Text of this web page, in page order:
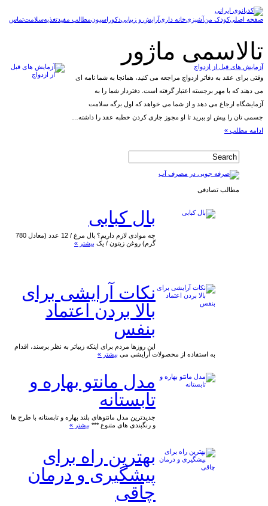
صفحه اصلیکودک منآشپزیخانه داریآرایش و زیباییدکوراسیونمطالب مفیدتغذیهسلامتتماس
تالاسمی ماژور
آزمایش های قبل از ازدواج
وقتی برای عقد به دفاتر ازدواج مراجعه می کنید، همانجا به شما نامه ای
می دهند که با مهر برجسته اعتبار گرفته است. دفتردار شما را به
آزمایشگاه ارجاع می دهد و از شما می خواهد که اول برگه سلامت
جسمی تان را پیش او ببرید تا او مجوز جاری کردن خطبه عقد را داشته…
ادامه مطلب »
مطالب تصادفی
بال کبابی
چه موادی لازم داریم؟ بال مرغ / 12 عدد (معادل 780
گرم) روغن زیتون / یک بیشتر »
نکات آرایشی برای
بالا بردن اعتماد
بنفس
این روزها مردم برای اینکه زیباتر به نظر برسند، اقدام
به استفاده از محصولات آرایشی می بیشتر »
مدل مانتو بهاره و
تابستانه
جدیدترین مدل مانتوهای بلند بهاره و تابستانه با طرح ها
و رنگبندی های متنوع *** بیشتر »
بهترین راه برای
پیشگیری و درمان
چاقی